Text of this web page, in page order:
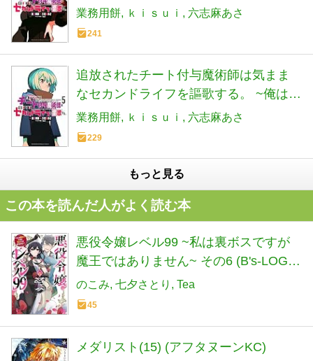
器だけじゃなく、あらゆるものに『強
化ポイント』を付与できるし、俺の意
ス)
業務用餅 ｋｉｓｕｉ 六志麻あさ
241
追放されたチート付与魔術師は気まま
なセカンドライフを謳歌する。 ~俺は武
器だけじゃなく、あらゆるものに『強
化ポイント』を付与できるし、俺の意
残った人たち大丈夫?~(5) (KCデラック
ス)
業務用餅 ｋｉｓｕｉ 六志麻あさ
229
もっと見る
この本を読んだ人がよく読む本
悪役令嬢レベル99 ~私は裏ボスですが
魔王ではありません~ その6 (B's-LOG
COMICS)
のこみ 七夕さとり Tea
45
メダリスト(15) (アフタヌーンKC)